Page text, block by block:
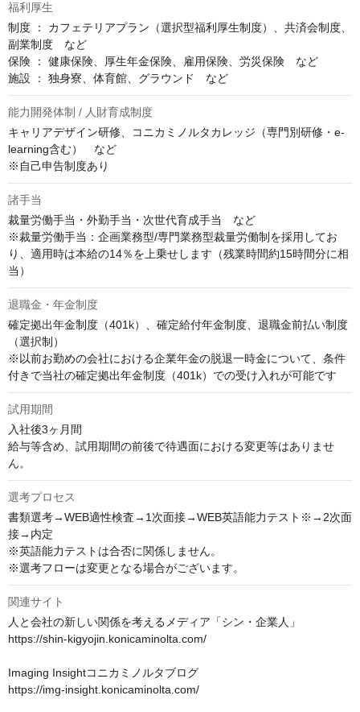
福利厚生
制度 ： カフェテリアプラン（選択型福利厚生制度）、共済会制度、
副業制度　など
保険 ： 健康保険、厚生年金保険、雇用保険、労災保険　など
施設 ： 独身寮、体育館、グラウンド　など
能力開発体制 / 人財育成制度
キャリアデザイン研修、コニカミノルタカレッジ（専門別研修・e-
learning含む）　など
※自己申告制度あり
諸手当
裁量労働手当・外勤手当・次世代育成手当　など
※裁量労働手当：企画業務型/専門業務型裁量労働制を採用してお
り、適用時は本給の14％を上乗せします（残業時間約15時間分に相
当）
退職金・年金制度
確定拠出年金制度（401k）、確定給付年金制度、退職金前払い制度
（選択制）
※以前お勤めの会社における企業年金の脱退一時金について、条件
付きで当社の確定拠出年金制度（401k）での受け入れが可能です
試用期間
入社後3ヶ月間
給与等含め、試用期間の前後で待遇面における変更等はありませ
ん。
選考プロセス
書類選考→WEB適性検査→1次面接→WEB英語能力テスト※→2次面
接→内定
※英語能力テストは合否に関係しません。
※選考フローは変更となる場合がございます。
関連サイト
人と会社の新しい関係を考えるメディア「シン・企業人」
https://shin-kigyojin.konicaminolta.com/
Imaging Insightコニカミノルタブログ
https://img-insight.konicaminolta.com/